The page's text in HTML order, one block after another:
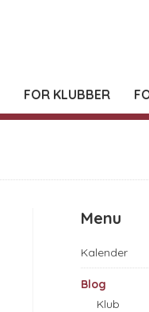
FOR KLUBBER
Menu
Kalender
Blog
Klub